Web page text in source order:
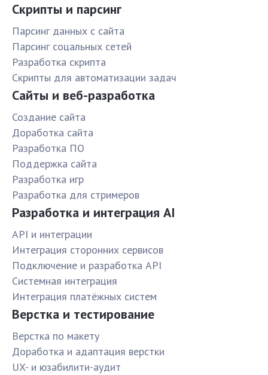
Скрипты и парсинг
Парсинг данных с сайта
Парсинг соцальных сетей
Разработка скрипта
Скрипты для автоматизации задач
Сайты и веб-разработка
Создание сайта
Доработка сайта
Разработка ПО
Поддержка сайта
Разработка игр
Разработка для стримеров
Разработка и интеграция AI
API и интеграции
Интеграция сторонних сервисов
Подключение и разработка API
Системная интеграция
Интеграция платёжных систем
Верстка и тестирование
Верстка по макету
Доработка и адаптация верстки
UX- и юзабилити-аудит